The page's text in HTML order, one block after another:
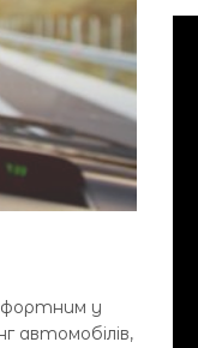
у
автомобілів,